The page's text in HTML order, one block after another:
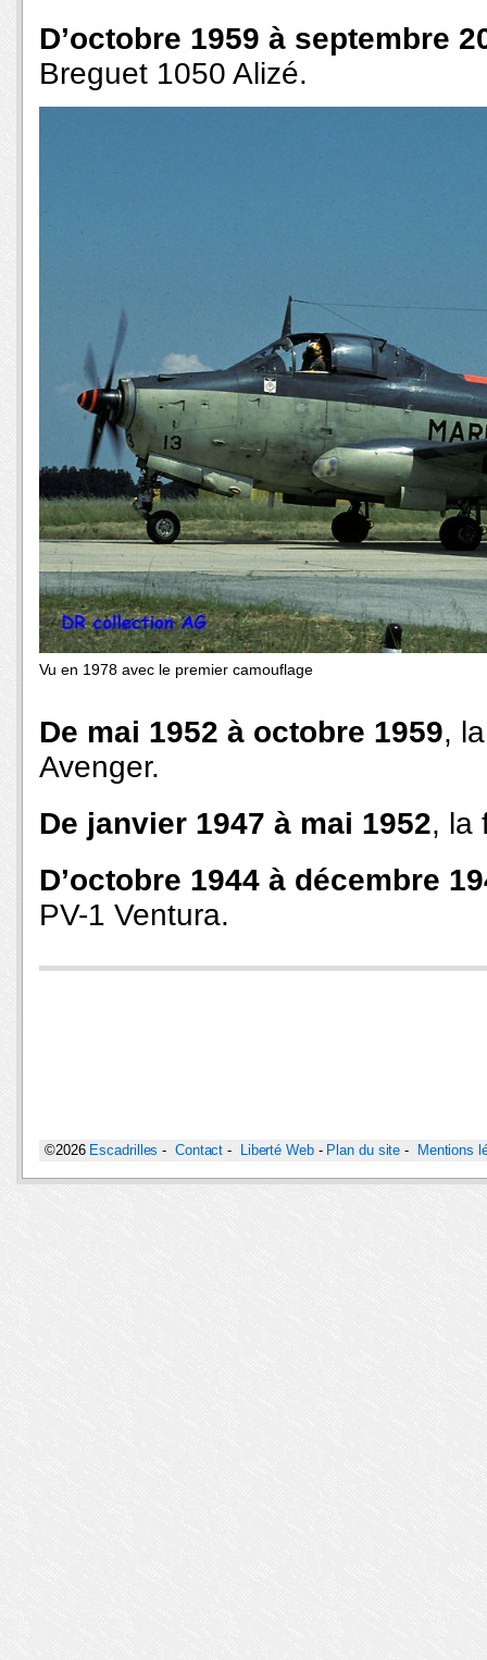
D’octobre 1959 à septembre
Breguet 1050 Alizé.
Vu en 1978 avec le premier camouflage
De mai 1952 à octobre 1959,
Avenger.
De janvier 1947 à mai 1952, la
D’octobre 1944 à décembre
PV-1 Ventura.
©2026 Escadrilles - Contact - Liberté Web- Plan du site - Mentions